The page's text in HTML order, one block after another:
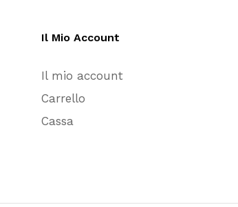
Il Mio Account
Il mio account
Carrello
Cassa